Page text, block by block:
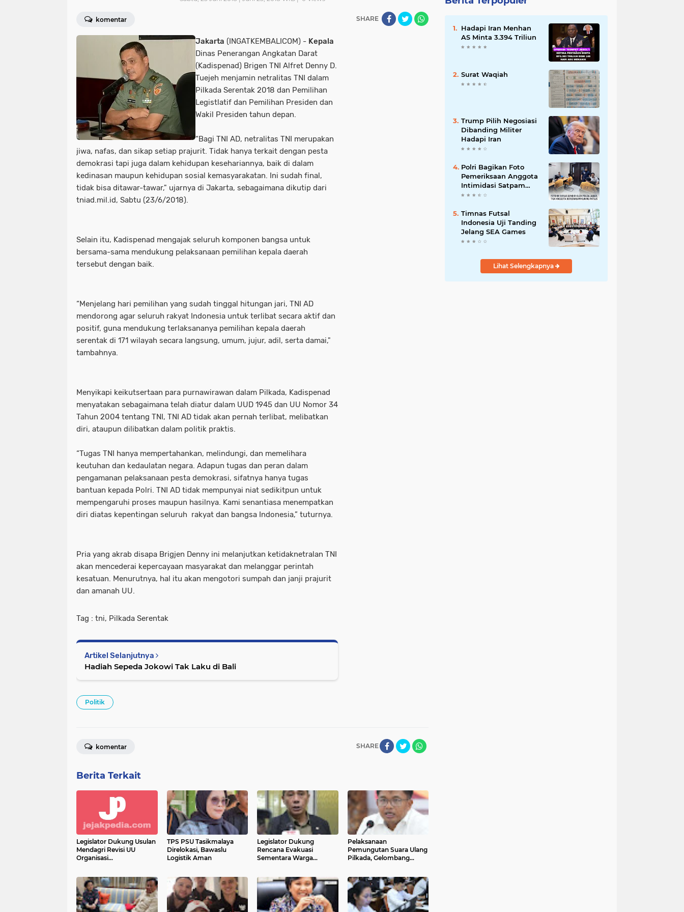
komentar SHARE
Jakarta (INGATKEMBALICOM) - Kepala
Dinas Penerangan Angkatan Darat
(Kadispenad) Brigen TNI Alfret Denny D.
Tuejeh menjamin netralitas TNI dalam
Pilkada Serentak 2018 dan Pemilihan
Legistlatif dan Pemilihan Presiden dan
Wakil Presiden tahun depan.
“Bagi TNI AD, netralitas TNI merupakan
jiwa, nafas, dan sikap setiap prajurit. Tidak hanya terkait dengan pesta
demokrasi tapi juga dalam kehidupan kesehariannya, baik di dalam
kedinasan maupun kehidupan sosial kemasyarakatan. Ini sudah final,
tidak bisa ditawar-tawar," ujarnya di Jakarta, sebagaimana dikutip dari
tniad.mil.id, Sabtu (23/6/2018).
Selain itu, Kadispenad mengajak seluruh komponen bangsa untuk
bersama-sama mendukung pelaksanaan pemilihan kepala daerah
tersebut dengan baik.
“Menjelang hari pemilihan yang sudah tinggal hitungan jari, TNI AD
mendorong agar seluruh rakyat Indonesia untuk terlibat secara aktif dan
positif, guna mendukung terlaksananya pemilihan kepala daerah
serentak di 171 wilayah secara langsung, umum, jujur, adil, serta damai,"
tambahnya.
Menyikapi keikutsertaan para purnawirawan dalam Pilkada, Kadispenad
menyatakan sebagaimana telah diatur dalam UUD 1945 dan UU Nomor 34
Tahun 2004 tentang TNI, TNI AD tidak akan pernah terlibat, melibatkan
diri, ataupun dilibatkan dalam politik praktis.
“Tugas TNI hanya mempertahankan, melindungi, dan memelihara
keutuhan dan kedaulatan negara. Adapun tugas dan peran dalam
pengamanan pelaksanaan pesta demokrasi, sifatnya hanya tugas
bantuan kepada Polri. TNI AD tidak mempunyai niat sedikitpun untuk
mempengaruhi proses maupun hasilnya. Kami senantiasa menempatkan
diri diatas kepentingan seluruh rakyat dan bangsa Indonesia,” tuturnya.
Pria yang akrab disapa Brigjen Denny ini melanjutkan ketidaknetralan TNI
akan mencederai kepercayaan masyarakat dan melanggar perintah
kesatuan. Menurutnya, hal itu akan mengotori sumpah dan janji prajurit
dan amanah UU.
Tag : tni, Pilkada Serentak
Artikel Selanjutnya
Hadiah Sepeda Jokowi Tak Laku di Bali
Politik
SHARE
komentar
Berita Terkait
Legislator Dukung Usulan
Mendagri Revisi UU
Organisasi
TPS PSU Tasikmalaya
Direlokasi, Bawaslu
Logistik Aman
Legislator Dukung
Rencana Evakuasi
Sementara Warga
Pelaksanaan
Pemungutan Suara Ulang
Pilkada, Gelombang
Hadapi Iran Menhan
AS Minta 3.394 Triliun
Surat Waqiah
Trump Pilih Negosiasi
Dibanding Militer
Hadapi Iran
Polri Bagikan Foto
Pemeriksaan Anggota
Intimidasi Satpam
MRT
Timnas Futsal
Indonesia Uji Tanding
Jelang SEA Games
Lihat Selengkapnya